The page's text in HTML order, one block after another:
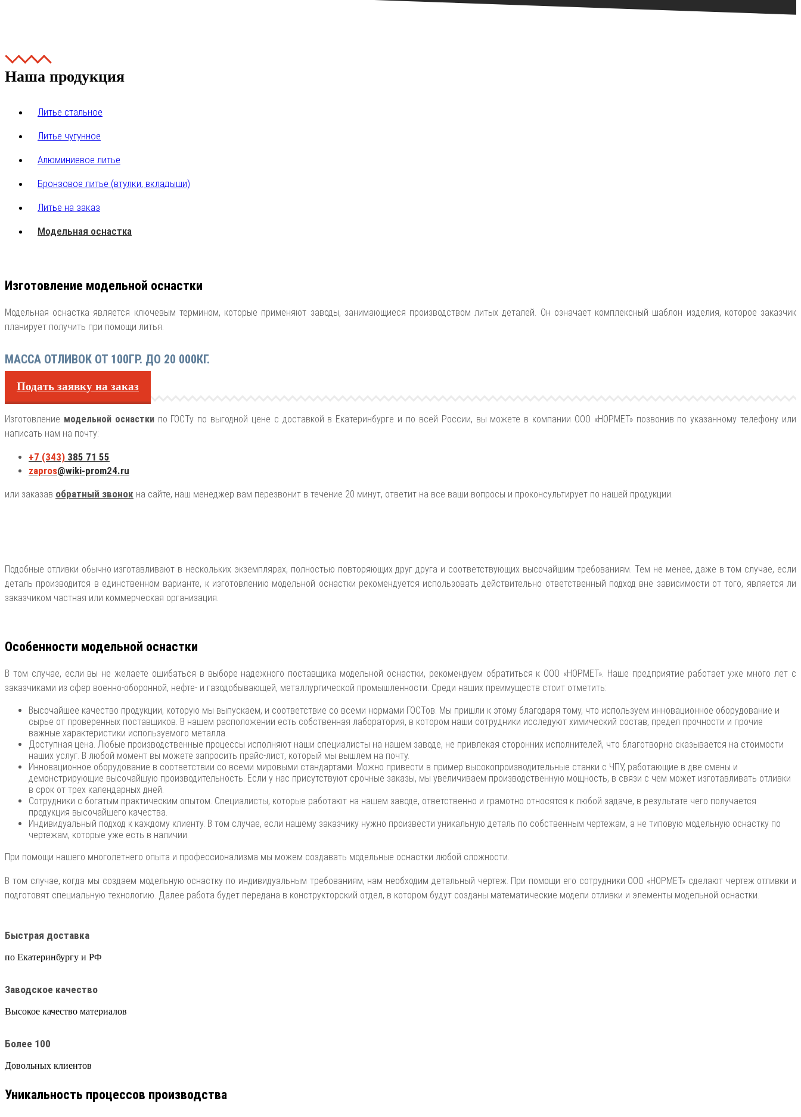
Наша продукция
Литье стальное
Литье чугунное
Алюминиевое литье
Бронзовое литье (втулки, вкладыши)
Литье на заказ
Модельная оснастка
Изготовление модельной оснастки
Модельная оснастка является ключевым термином, которые применяют заводы, занимающиеся производством литых деталей. Он означает комплексный шаблон изделия, которое заказчик
планирует получить при помощи литья.
МАССА ОТЛИВОК ОТ 100ГР. ДО 20 000КГ.
Подать заявку на заказ
Изготовление модельной оснастки по ГОСТу по выгодной цене с доставкой в Екатеринбурге и по всей России, вы можете в компании ООО «НОРМЕТ» позвонив по указанному телефону или
написать нам на почту:
+7 (343) 385 71 55
zapros@wiki-prom24.ru
или заказав обратный звонок на сайте, наш менеджер вам перезвонит в течение 20 минут, ответит на все ваши вопросы и проконсультирует по нашей продукции.
Подобные отливки обычно изготавливают в нескольких экземплярах, полностью повторяющих друг друга и соответствующих высочайшим требованиям. Тем не менее, даже в том случае, если
деталь производится в единственном варианте, к изготовлению модельной оснастки рекомендуется использовать действительно ответственный подход вне зависимости от того, является ли
заказчиком частная или коммерческая организация.
Особенности модельной оснастки
В том случае, если вы не желаете ошибаться в выборе надежного поставщика модельной оснастки, рекомендуем обратиться к ООО «НОРМЕТ». Наше предприятие работает уже много лет с
заказчиками из сфер военно-оборонной, нефте- и газодобывающей, металлургической промышленности. Среди наших преимуществ стоит отметить:
Высочайшее качество продукции, которую мы выпускаем, и соответствие со всеми нормами ГОСТов. Мы пришли к этому благодаря тому, что используем инновационное оборудование и
сырье от проверенных поставщиков. В нашем расположении есть собственная лаборатория, в котором наши сотрудники исследуют химический состав, предел прочности и прочие
важные характеристики используемого металла.
Доступная цена. Любые производственные процессы исполняют наши специалисты на нашем заводе, не привлекая сторонних исполнителей, что благотворно сказывается на стоимости
наших услуг. В любой момент вы можете запросить прайс-лист, который мы вышлем на почту.
Инновационное оборудование в соответствии со всеми мировыми стандартами. Можно привести в пример высокопроизводительные станки с ЧПУ, работающие в две смены и
демонстрирующие высочайшую производительность. Если у нас присутствуют срочные заказы, мы увеличиваем производственную мощность, в связи с чем может изготавливать отливки
в срок от трех календарных дней.
Сотрудники с богатым практическим опытом. Специалисты, которые работают на нашем заводе, ответственно и грамотно относятся к любой задаче, в результате чего получается
продукция высочайшего качества.
Индивидуальный подход к каждому клиенту. В том случае, если нашему заказчику нужно произвести уникальную деталь по собственным чертежам, а не типовую модельную оснастку по
чертежам, которые уже есть в наличии.
При помощи нашего многолетнего опыта и профессионализма мы можем создавать модельные оснастки любой сложности.
В том случае, когда мы создаем модельную оснастку по индивидуальным требованиям, нам необходим детальный чертеж. При помощи его сотрудники ООО «НОРМЕТ» сделают чертеж отливки и
подготовят специальную технологию. Далее работа будет передана в конструкторский отдел, в котором будут созданы математические модели отливки и элементы модельной оснастки.
Быстрая доставка
по Екатеринбургу и РФ
Заводское качество
Высокое качество материалов
Более 100
Довольных клиентов
Уникальность процессов производства